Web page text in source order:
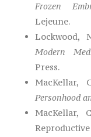
Frozen
Lejeune.
Lockwood,
Modern
Press.
MacKellar,
Personhood
MacKellar,